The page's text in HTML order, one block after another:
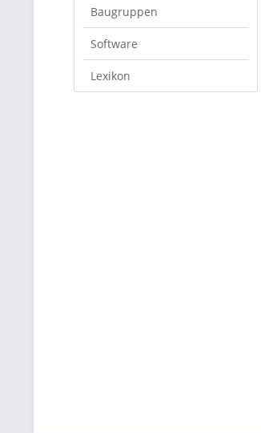
Baugruppen
Software
Lexikon